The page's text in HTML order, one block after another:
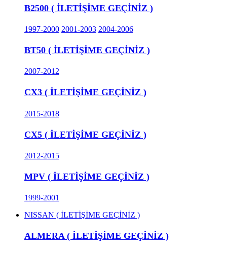
B2500 ( İLETİŞİME GEÇİNİZ )
1997-2000 2001-2003 2004-2006
BT50 ( İLETİŞİME GEÇİNİZ )
2007-2012
CX3 ( İLETİŞİME GEÇİNİZ )
2015-2018
CX5 ( İLETİŞİME GEÇİNİZ )
2012-2015
MPV ( İLETİŞİME GEÇİNİZ )
1999-2001
NISSAN ( İLETİŞİME GEÇİNİZ )
ALMERA ( İLETİŞİME GEÇİNİZ )